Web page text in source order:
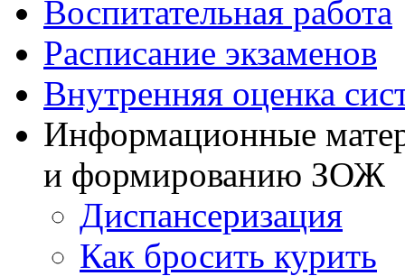
Воспитательная работа
Расписание экзаменов
Внутренняя оценка
Информационные
и формированию ЗОЖ
Диспансеризация
Как бросить курить